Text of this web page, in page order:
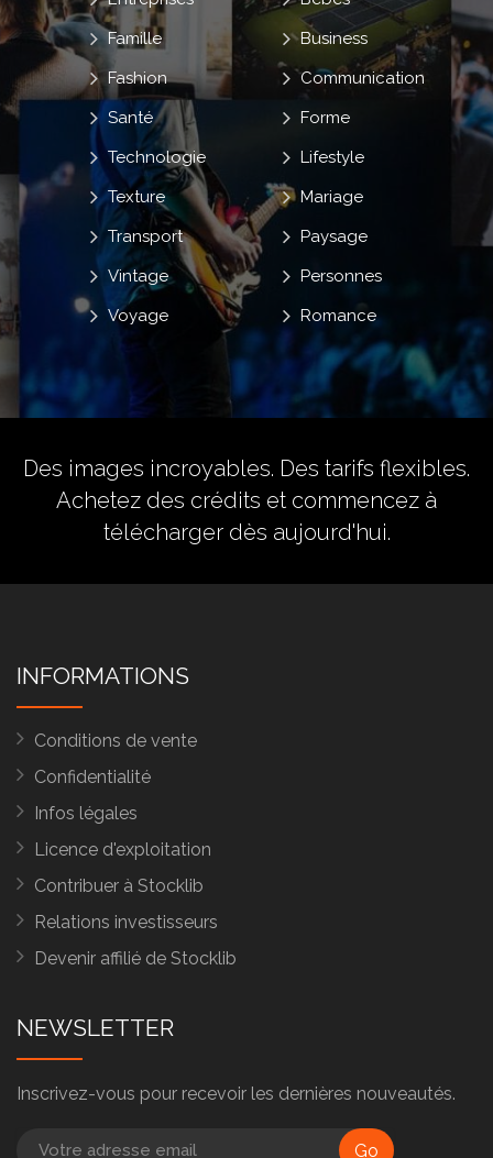
Business
Communication
Famille
Fashion
Forme
Lifestyle
Mariage
Paysage
Personnes
Romance
Santé
Technologie
Texture
Transport
Vintage
Voyage
Des images incroyables. Des tarifs flexibles.
Achetez des crédits et commencez à
télécharger dès aujourd'hui.
INFORMATIONS
Conditions de vente
Confidentialité
Infos légales
Licence d'exploitation
Contribuer à Stocklib
Relations investisseurs
Devenir affilié de Stocklib
NEWSLETTER
Inscrivez-vous pour recevoir les dernières nouveautés.
Go